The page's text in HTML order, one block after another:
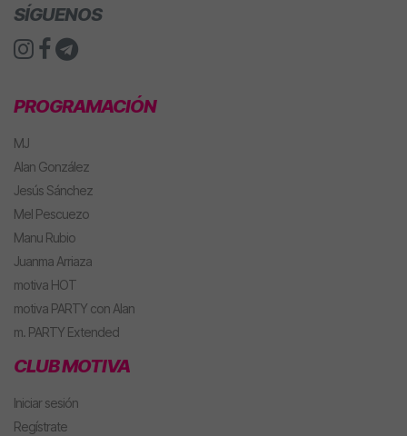
SÍGUENOS
PROGRAMACIÓN
MJ
Alan González
Jesús Sánchez
Mel Pescuezo
Manu Rubio
Juanma Arriaza
motiva HOT
motiva PARTY con Alan
m. PARTY Extended
CLUB MOTIVA
Iniciar sesión
Regístrate